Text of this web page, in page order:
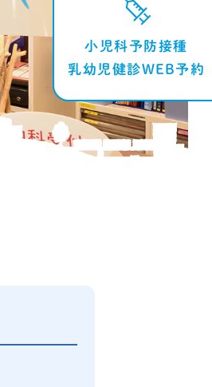
小児科予防接種
乳幼児健診WEB予約